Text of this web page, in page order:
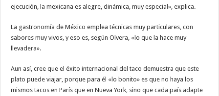
ejecución, la mexicana es alegre, dinámica, muy especial», explica.
La gastronomía de México emplea técnicas muy particulares, con
sabores muy vivos, y eso es, según Olvera, «lo que la hace muy
llevadera».
Aun así, cree que el éxito internacional del taco demuestra que este
plato puede viajar, porque para él «lo bonito» es que no haya los
mismos tacos en París que en Nueva York, sino que cada país adapte